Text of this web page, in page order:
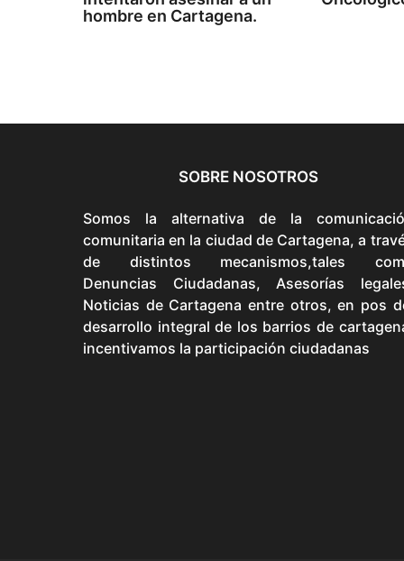
hombre en Cartagena.
SOBRE NOSOTROS
Somos la alternativa de la
comunitaria en la ciudad de Cartagena, a
de distintos mecanismos,tales
Denuncias Ciudadanas, Asesorías
Noticias de Cartagena entre otros, en pos
desarrollo integral de los barrios de
incentivamos la participación ciudadanas